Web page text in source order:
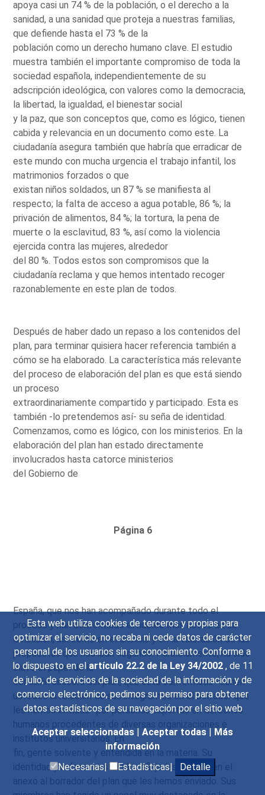
Esta web utiliza cookies de terceros y propias para
optimizar el servicio, no recaba ni cede datos de carácter
personal de los usuarios sin su conocimiento. Conforme a
lo dispuesto en elartículo 22.2 de la Ley 34/2002 , de 11
de julio, de servicios de la sociedad de la información y de
comercio electrónico, pedimos su permiso para obtener
datos estadísticos de su navegación por el sitio web
Aceptar seleccionadas | Aceptar todas | Más
información
Necesarias|
Estadísticas| Detalle
apoya casi un 74 % de la población, o el derecho a la
sanidad, a una sanidad que proteja a nuestras familias,
que defiende hasta el 73 % de la
población como un derecho humano clave. El estudio
muestra también el importante compromiso de toda la
sociedad española, independientemente de su
adscripción ideológica, con valores como la democracia,
la libertad, la igualdad, el bienestar social
y la paz, que son conceptos que, como es lógico, tienen
cabida y relevancia en un documento como este. La
ciudadanía asegura también que habría que erradicar de
este mundo con mucha urgencia el trabajo infantil, los
matrimonios forzados o que
existan niños soldados, un 87 % se manifiesta al
respecto; la falta de acceso a agua potable, 86 %; la
privación de alimentos, 84 %; la tortura, la pena de
muerte o la esclavitud, 83 %, así como la violencia
ejercida contra las mujeres, alrededor
del 80 %. Todos estos son compromisos que la
ciudadanía reclama y que hemos intentado recoger
razonablemente en este plan de todos.
Después de haber dado un repaso a los contenidos del
plan, para terminar quisiera hacer referencia también a
cómo se ha elaborado. La característica más relevante
del proceso de elaboración del plan es que está siendo
un proceso
extraordinariamente compartido y participado. Esta es
también -lo pretendemos así- su seña de identidad.
Comenzamos, como es lógico, con los ministerios. En la
elaboración del plan han estado directamente
involucrados hasta catorce ministerios
del Gobierno de
Página 6
España, que nos han acompañado durante todo el
proceso y han conformado el núcleo más activo en su
definición, así como en el análisis y en la valoración de las
propuestas que nos iban llegando. Paralelamente, ha sido
clave el papel de la
comisión asesora del plan, que está conformada -tienen
ustedes la relación de sus integrantes en el borrador que
les hemos enviado- por personas expertas en derechos
humanos procedentes de diversas organizaciones e
institutos universitarios. En
fin, gente solvente y entendida en la materia. Su
identidad y referencias están reflejadas, insisto, en el
anexo al borrador del plan que les hemos enviado. Sus